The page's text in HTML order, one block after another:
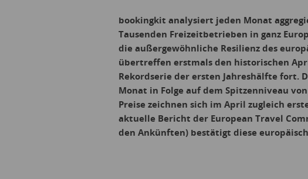
bookingkit analysiert jeden Monat
Tausenden Freizeitbetrieben in ganz
die außergewöhnliche Resilienz des
übertreffen erstmals den historischen
Rekordserie der ersten Jahreshälfte fort.
Monat in Folge auf dem Spitzenniveau
Preise zeichnen sich im April zugleich
aktuelle Bericht der European Travel
den Ankünften) bestätigt diese